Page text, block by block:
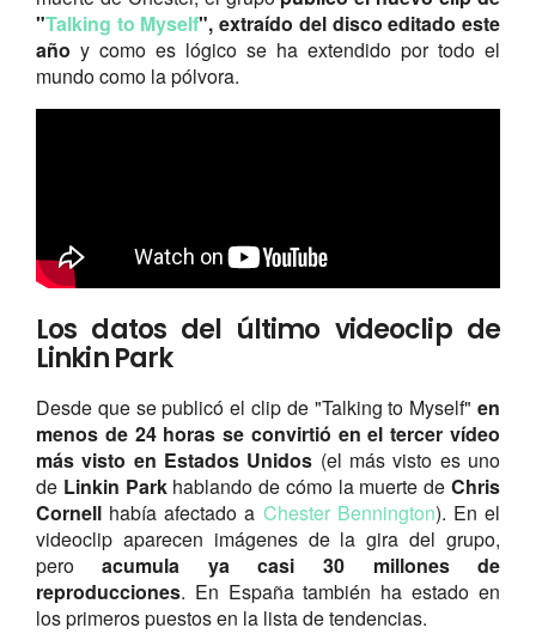
"Talking to Myself", extraído del disco editado este
año y como es lógico se ha extendido por todo el
mundo como la pólvora.
Los datos del último videoclip de
Linkin Park
Desde que se publicó el clip de "Talking to Myself"en
menos de 24 horas se convirtió en el tercer vídeo
más visto en Estados Unidos (el más visto es uno
de Linkin Parkhablando de cómo la muerte de Chris
Cornellhabía afectado a Chester Bennington). En el
videoclip aparecen imágenes de la gira del grupo,
peroacumula ya casi 30 millones de
reproducciones. En España también ha estado en
los primeros puestos en la lista de tendencias.